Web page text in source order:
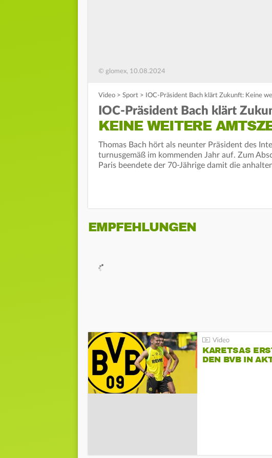
© glomex, 10.08.2024
Video > Sport > IOC-Präsident Bach klärt Zukunft: Keine
IOC-Präsident Bach klärt
KEINE WEITERE
Thomas Bach hört als neunter Präsident des
turnusgemäß im kommenden Jahr auf. Zum
Paris beendete der 70-Jährige damit die
EMPFEHLUNGEN
KARETSAS
DEN BVB IN